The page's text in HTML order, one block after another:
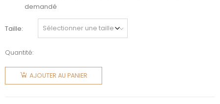
demandé
Taille
Quantité:
quantité
de Sissi AJOUTER AU PANIER